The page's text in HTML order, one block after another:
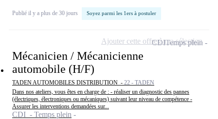
Publié il y a plus de 30 jours Soyez parmi les 1ers à postuler
Mécanicien / Mécanicienne
automobile (H/F)
TADEN AUTOMOBILES DISTRIBUTION - 22 - TADEN
Dans nos ateliers, vous êtes en charge de : - réaliser un diagnostic des pannes
(électriques, électroniques ou mécaniques) suivant leur niveau de compétence -
Assurer les interventions demandées sur...
CDI - Temps plein
CDITemps plein
Ajouter cette offre à ma sélection